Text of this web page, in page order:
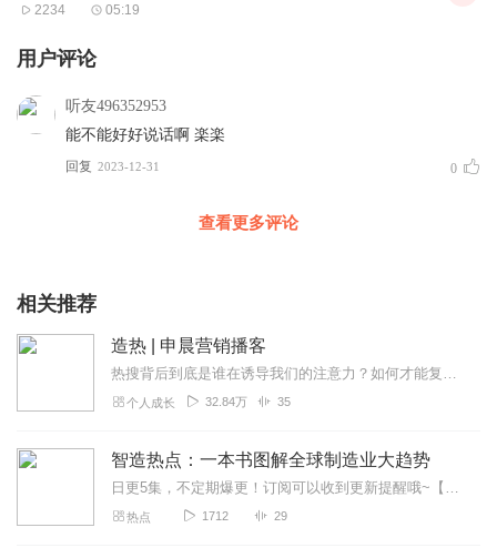
2234 05:19
用户评论
听友496352953
能不能好好说话啊 楽楽
回复 2023-12-31 0
查看更多评论
相关推荐
造热 | 申晨营销播客
热搜背后到底是谁在诱导我们的注意力？如何才能复制一场现象级营销事件？来听营销鬼才申晨和各行顶级大佬跟你聊聊那些全民热点话题背后的制造逻辑【订阅福利】订阅专辑、关...
个人成长 32.84万 35
智造热点：一本书图解全球制造业大趋势
日更5集，不定期爆更！订阅可以收到更新提醒哦~【内容简介】当前，新一轮科技革命与产业变革正在与我国加快转变经济发展方式形成历史性交汇，新的国际产业分...
热点 1712 29